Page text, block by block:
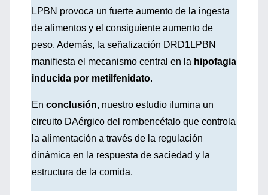
LPBN provoca un fuerte aumento de la ingesta
de alimentos y el consiguiente aumento de
peso. Además, la señalización DRD1LPBN
manifiesta el mecanismo central en la hipofagia
inducida por metilfenidato.
En conclusión, nuestro estudio ilumina un
circuito DAérgico del rombencéfalo que controla
la alimentación a través de la regulación
dinámica en la respuesta de saciedad y la
estructura de la comida.